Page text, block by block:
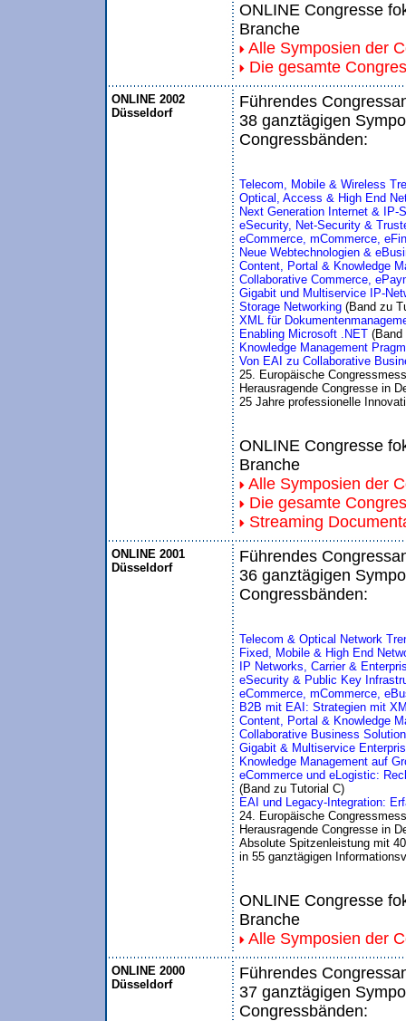
ONLINE Congresse
Branche
Alle Symposien der
Die gesamte
ONLINE 2002
Düsseldorf
Führendes
38 ganztägigen
Congressbänden:
Telecom, Mobile & Wireless
Optical, Access & High End
Next Generation Internet & IP-
eSecurity, Net-Security &
eCommerce, mCommerce,
Neue Webtechnologien &
Content, Portal & Knowledge
Collaborative Commerce,
Gigabit und Multiservice IP-
Storage Networking (Band zu
XML für
Enabling Microsoft .NET (Band
Knowledge Management
Von EAI zu Collaborative
25. Europäische
Herausragende Congresse in
25 Jahre professionelle
ONLINE Congresse
Branche
Alle Symposien der
Die gesamte
Streaming
ONLINE 2001
Düsseldorf
Führendes
36 ganztägigen
Congressbänden:
Telecom & Optical Network
Fixed, Mobile & High End
IP Networks, Carrier &
eSecurity & Public Key
eCommerce, mCommerce,
B2B mit EAI: Strategien mit
Content, Portal & Knowledge
Collaborative Business
Gigabit & Multiservice
Knowledge Management auf
eCommerce und eLogistic:
(Band zu Tutorial C)
EAI und Legacy-Integration:
24. Europäische
Herausragende Congresse in
Absolute Spitzenleistung mit
in 55 ganztägigen
ONLINE Congresse
Branche
Alle Symposien der
ONLINE 2000
Düsseldorf
Führendes
37 ganztägigen
Congressbänden: